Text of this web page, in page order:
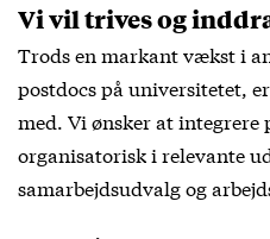
Vi vil trives og
Trods en markant vækst i
postdocs på universitetet,
med. Vi ønsker at integrere
organisatorisk i relevante
samarbejdsudvalg og